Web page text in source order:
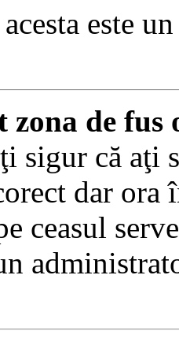
este
zona de
sigur că aţi
dar ora
ceasul